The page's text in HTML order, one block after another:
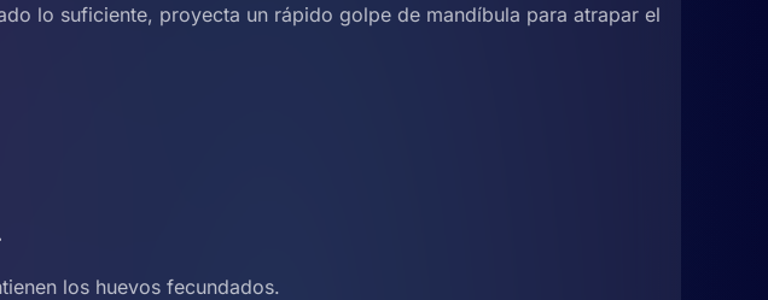
lo suficiente, proyecta un rápido golpe de mandíbula para atrapar el
los huevos fecundados.